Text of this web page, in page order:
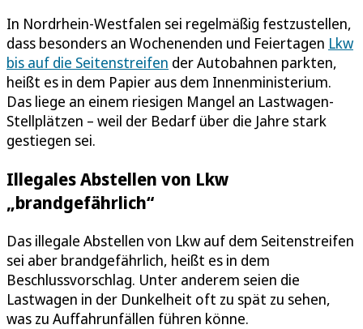
In Nordrhein-Westfalen sei regelmäßig festzustellen,
dass besonders an Wochenenden und Feiertagen Lkw
bis auf die Seitenstreifen der Autobahnen parkten,
heißt es in dem Papier aus dem Innenministerium.
Das liege an einem riesigen Mangel an Lastwagen-
Stellplätzen – weil der Bedarf über die Jahre stark
gestiegen sei.
Illegales Abstellen von Lkw
„brandgefährlich“
Das illegale Abstellen von Lkw auf dem Seitenstreifen
sei aber brandgefährlich, heißt es in dem
Beschlussvorschlag. Unter anderem seien die
Lastwagen in der Dunkelheit oft zu spät zu sehen,
was zu Auffahrunfällen führen könne.